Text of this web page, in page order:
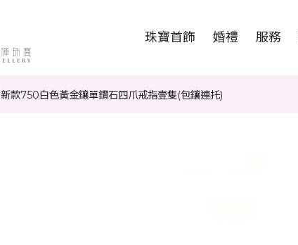
珠寶首飾 婚禮 服務
新款750白色黃金鑲單鑽石四爪戒指壹隻(包鑲連托)